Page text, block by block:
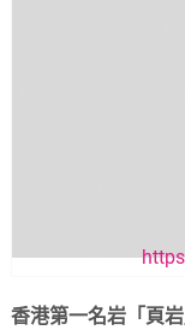
香港第一名岩「頁岩